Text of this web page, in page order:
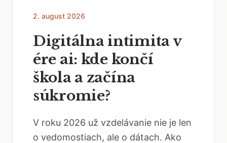
2. august 2026
Digitálna intimita v
ére ai: kde končí
škola a začína
súkromie?
V roku 2026 už vzdelávanie nie je len
o vedomostiach, ale o dátach. Ako